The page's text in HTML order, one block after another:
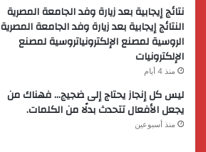
نتائج إيجابية بعد زيارة وفد الجامعة المصرية
النتائج إيجابية بعد زيارة وفد الجامعة المصرية
الروسية لمصنع الإلكترونياتروسية لمصنع
الإلكترونيات
منذ 4 أيام
ليس كل إنجاز يحتاج إلى ضجيج… فهناك من
يجعل الأفعال تتحدث بدلًا من الكلمات.
منذ أسبوعين